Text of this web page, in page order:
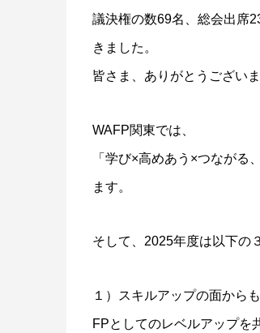
議決権の数69名、総会出席
きました。
皆さま、ありがとうございま
WAFP関東では、
「学び×高めあう×つながる
ます。
そして、2025年度は以下の
１）スキルアップの面から
FPとしてのレベルアップを